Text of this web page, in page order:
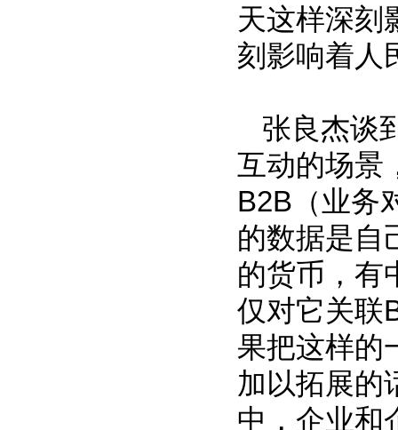
天这样深刻
刻影响着人
张良杰谈
互动的场景
B2B（业务
的数据是自
的货币，有
仅对它关联
果把这样的
加以拓展的
中，企业和